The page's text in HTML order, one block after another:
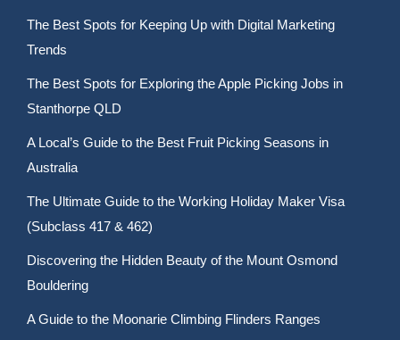
The Best Spots for Keeping Up with Digital Marketing
Trends
The Best Spots for Exploring the Apple Picking Jobs in
Stanthorpe QLD
A Local’s Guide to the Best Fruit Picking Seasons in
Australia
The Ultimate Guide to the Working Holiday Maker Visa
(Subclass 417 & 462)
Discovering the Hidden Beauty of the Mount Osmond
Bouldering
A Guide to the Moonarie Climbing Flinders Ranges